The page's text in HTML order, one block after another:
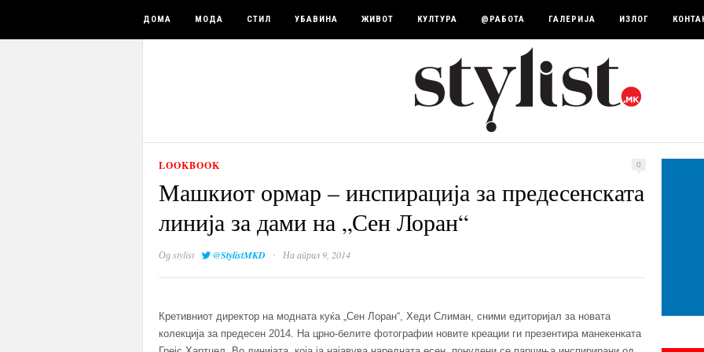
ДОМА МОДА СТИЛ УБАВИНА ЖИВОТ КУЛТУРА @РАБОТА ГАЛЕРИЈА ИЗЛОГ
LOOKBOOK 0
Машкиот ормар – инспирација за предесенската
линија за дами на „Сен Лоран“
Одstylist @StylistMKD · На април 9, 2014
Кретивниот директор на модната куќа „Сен Лоран“, Хеди Слиман, сними едиторијал за новата
колекција за предесен 2014. На црно-белите фотографии новите креации ги презентира манекенката